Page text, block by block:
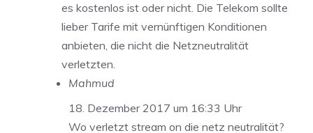
es kostenlos ist oder nicht. Die Telekom sollte
lieber Tarife mit vernünftigen Konditionen
anbieten, die nicht die Netzneutralität
verletzten.
Mahmud
18. Dezember 2017 um 16:33 Uhr
Wo verletzt stream on die netz neutralität?